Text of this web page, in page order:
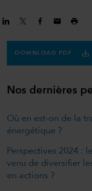
DOWNLOAD PDF
Nos dernières
Où en est-on de la
énergétique ?
Perspectives 2024 :
venu de diversifier
en actions ?